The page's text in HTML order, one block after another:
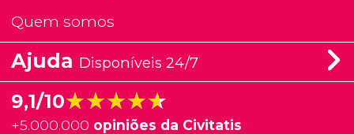
Quem somos
Ajuda Disponíveis 24/7
9,1/10★★★★★
★★★★★
+5.000.000 opiniões da Civitatis